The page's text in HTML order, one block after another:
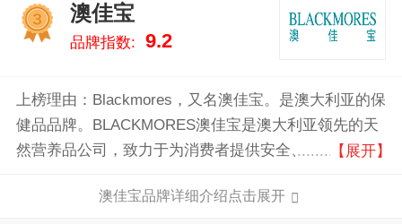
3
澳佳宝
品牌指数: 9.2
上榜理由：Blackmores，又名澳佳宝。是澳大利亚的保
健品品牌。BLACKMORES澳佳宝是澳大利亚领先的天
然营养品公司，致力于为消费者提供安全、高品质的膳
提供一系列高品质的维生素、矿物质、草药以及营养补
【展开】
澳佳宝品牌详细介绍点击展开